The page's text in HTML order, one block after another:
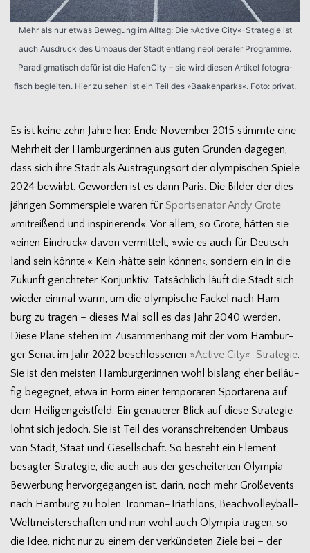
Mehr als nur etwas Bewe­gung im All­tag: Die »Active City«-Strategie ist
auch Aus­druck des Umbaus der Stadt ent­lang neo­li­be­ra­ler Pro­gramme.
Para­dig­ma­tisch dafür ist die Hafen­City – sie wird die­sen Arti­kel foto­gra­
fisch beglei­ten. Hier zu sehen ist ein Teil des »Baa­ken­parks«. Foto: privat.
Es ist keine zehn Jahre her: Ende Novem­ber 2015 stimmte eine
Mehr­heit der Hamburger:innen aus guten Grün­den dage­gen,
dass sich ihre Stadt als Aus­tra­gungs­ort der olym­pi­schen Spiele
2024 bewirbt. Gewor­den ist es dann Paris. Die Bil­der der dies­
jäh­ri­gen Som­mer­spiele waren für Sport­se­na­tor Andy Grote
»mit­rei­ßend und inspi­rie­rend«. Vor allem, so Grote, hät­ten sie
»einen Ein­druck« davon ver­mit­telt, »wie es auch für Deutsch­
land sein könnte.« Kein ›hätte sein kön­nen‹, son­dern ein in die
Zukunft gerich­te­ter Kon­junk­tiv: Tat­säch­lich läuft die Stadt sich
wie­der ein­mal warm, um die olym­pi­sche Fackel nach Ham­
burg zu tra­gen – die­ses Mal soll es das Jahr 2040 werden.
Diese Pläne ste­hen im Zusam­men­hang mit der vom Ham­bur­
ger Senat im Jahr 2022 beschlos­se­nen »Active City«-Strategie.
Sie ist den meis­ten Hamburger:innen wohl bis­lang eher bei­läu­
fig begeg­net, etwa in Form einer tem­po­rä­ren Sport­arena auf
dem Hei­li­gen­geist­feld. Ein genaue­rer Blick auf diese Stra­te­gie
lohnt sich jedoch. Sie ist Teil des vor­an­schrei­ten­den Umbaus
von Stadt, Staat und Gesell­schaft. So besteht ein Ele­ment
besag­ter Stra­te­gie, die auch aus der geschei­ter­ten Olympia-
Bewerbung her­vor­ge­gan­gen ist, darin, noch mehr Gro­ße­vents
nach Ham­burg zu holen. Ironman-Triathlons, Beachvolleyball-
Weltmeisterschaften und nun wohl auch Olym­pia tra­gen, so
die Idee, nicht nur zu einem der ver­kün­de­ten Ziele bei – der